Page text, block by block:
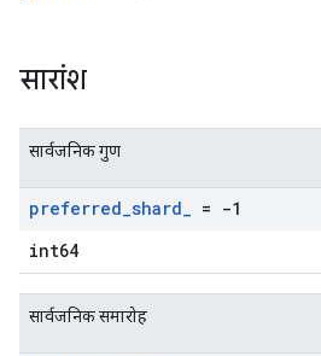
सारांश
सार्वजनिक गुण
preferred_shard_ = -1
int64
सार्वजनिक समारोह